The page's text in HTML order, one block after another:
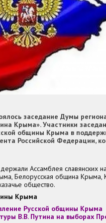
заседание Думы
Крыма». Участники
общины Крыма в
Российской Федерации,
Ассамблея славянских
Белорусская община Крыма,
общество.
Крыма
Русской общины Крыма
В.В. Путина на выборах